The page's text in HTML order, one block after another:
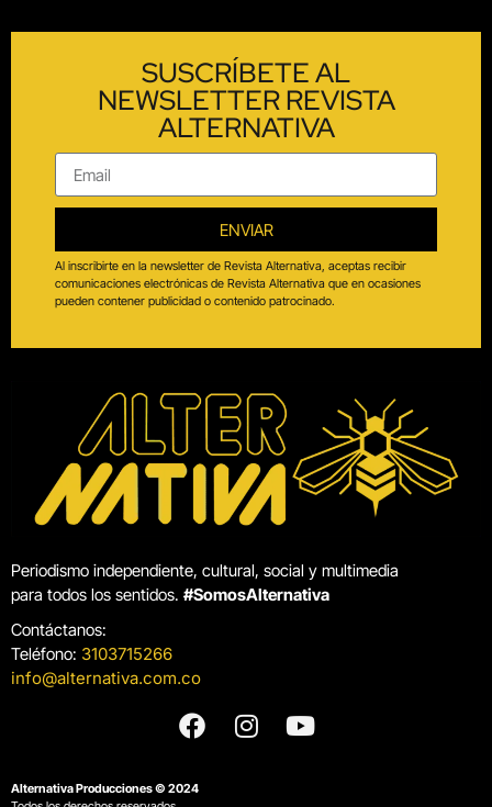
SUSCRÍBETE AL
NEWSLETTER REVISTA
ALTERNATIVA
ENVIAR
Al inscribirte en la newsletter de Revista Alternativa, aceptas recibir
comunicaciones electrónicas de Revista Alternativa que en ocasiones
pueden contener publicidad o contenido patrocinado.
Periodismo independiente, cultural, social y multimedia
para todos los sentidos. #SomosAlternativa
Contáctanos:
Teléfono: 3103715266
info@alternativa.com.co
Alternativa Producciones © 2024